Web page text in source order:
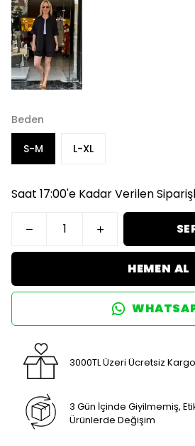
Beden
S-M L-XL
Saat 17:00'e Kadar Verilen
HEMEN AL
3000TL Üzeri Ücretsiz Kargo
3 Gün İçinde Giyilmemiş,
Ürünlerde Değişim